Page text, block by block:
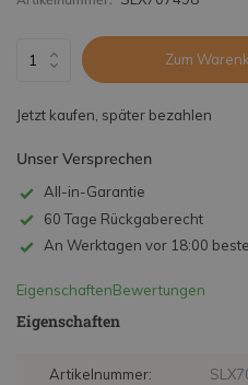
Zum
Jetzt kaufen, später bezahlen
Unser Versprechen
All-in-Garantie
60 Tage Rückgaberecht
An Werktagen vor 18:00
EigenschaftenBewertungen
Eigenschaften
Artikelnummer: